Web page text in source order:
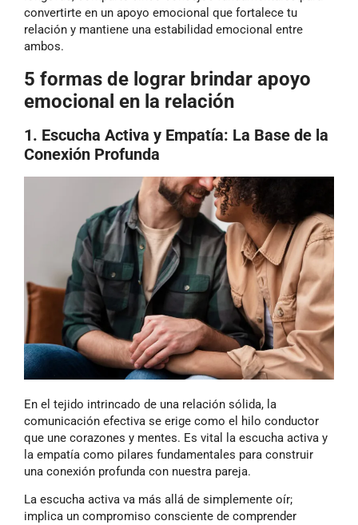
convertirte en un apoyo emocional que fortalece tu
relación y mantiene una estabilidad emocional entre
ambos.
5 formas de lograr brindar apoyo
emocional en la relación
1. Escucha Activa y Empatía: La Base de la
Conexión Profunda
En el tejido intrincado de una relación sólida, la
comunicación efectiva se erige como el hilo conductor
que une corazones y mentes. Es vital la escucha activa y
la empatía como pilares fundamentales para construir
una conexión profunda con nuestra pareja.
La escucha activa va más allá de simplemente oír;
implica un compromiso consciente de comprender